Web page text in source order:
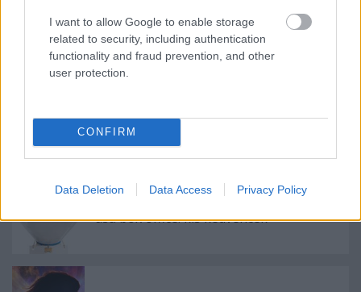
I want to allow Google to enable storage
related to security, including authentication
functionality and fraud prevention, and other
user protection.
CONFIRM
Data Deletion Data Access Privacy Policy
Ajánlott bejegyzések:
usa box office: blackout
usa box office: kis kedvencek